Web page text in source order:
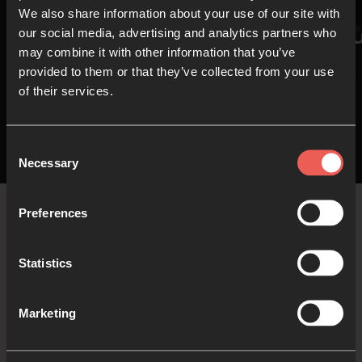
We also share information about your use of our site with
our social media, advertising and analytics partners who
may combine it with other information that you’ve
provided to them or that they’ve collected from your use
of their services.
Selection
Necessary
Preferences
Statistics
Marketing
Lectio 365 El
Lo más
reciente
Las últimas historias, blogs y artículos de